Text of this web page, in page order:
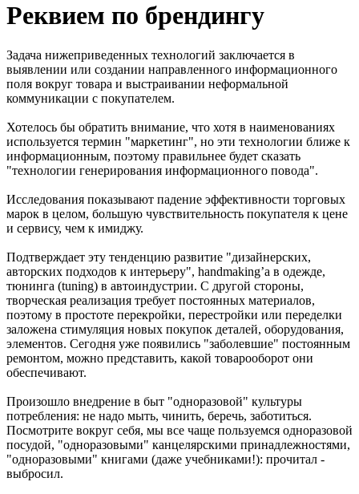
Реквием по брендингу
Задача нижеприведенных технологий заключается в
выявлении или создании направленного информационного
поля вокруг товара и выстраивании неформальной
коммуникации с покупателем.
Хотелось бы обратить внимание, что хотя в наименованиях
используется термин "маркетинг", но эти технологии ближе к
информационным, поэтому правильнее будет сказать
"технологии генерирования информационного повода".
Исследования показывают падение эффективности торговых
марок в целом, большую чувствительность покупателя к цене
и сервису, чем к имиджу.
Подтверждает эту тенденцию развитие "дизайнерских,
авторских подходов к интерьеру", handmaking’а в одежде,
тюнинга (tuning) в автоиндустрии. С другой стороны,
творческая реализация требует постоянных материалов,
поэтому в простоте перекройки, перестройки или переделки
заложена стимуляция новых покупок деталей, оборудования,
элементов. Сегодня уже появились "заболевшие" постоянным
ремонтом, можно представить, какой товарооборот они
обеспечивают.
Произошло внедрение в быт "одноразовой" культуры
потребления: не надо мыть, чинить, беречь, заботиться.
Посмотрите вокруг себя, мы все чаще пользуемся одноразовой
посудой, "одноразовыми" канцелярскими принадлежностями,
"одноразовыми" книгами (даже учебниками!): прочитал -
выбросил.